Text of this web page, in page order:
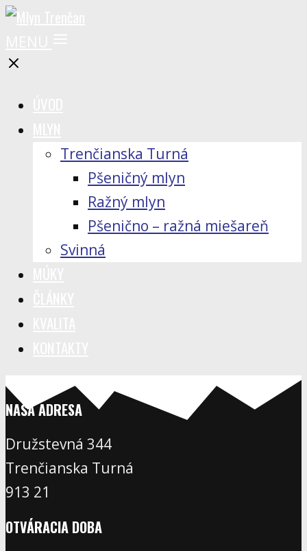
Trenčianska Turná
Pšeničný mlyn
Ražný mlyn
Pšenično – ražná miešareň
Svinná
NAŠA ADRESA
Družstevná 344
Trenčianska Turná
913 21
OTVÁRACIA DOBA